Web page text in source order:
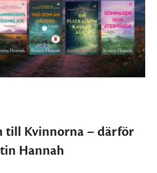
till Kvinnorna – därför
Hannah